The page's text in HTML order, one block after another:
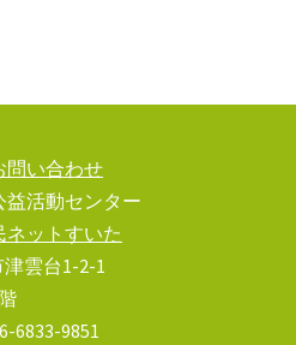
問い合わせ
活動センター
ネットすいた
雲台1-2-1
6833-9851